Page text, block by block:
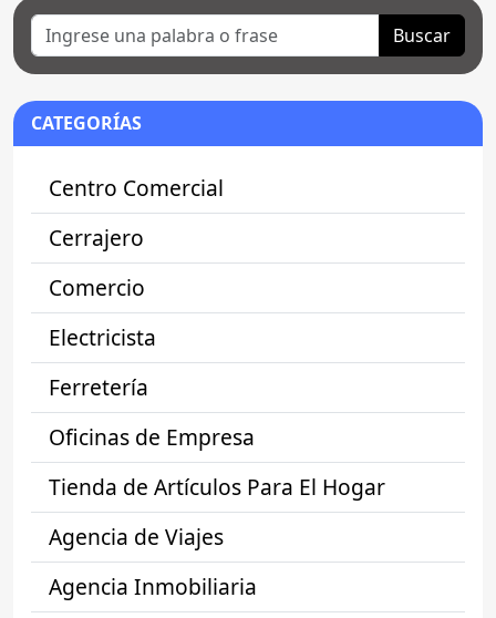
Buscar
CATEGORÍAS
Centro Comercial
Cerrajero
Comercio
Electricista
Ferretería
Oficinas de Empresa
Tienda de Artículos Para El Hogar
Agencia de Viajes
Agencia Inmobiliaria